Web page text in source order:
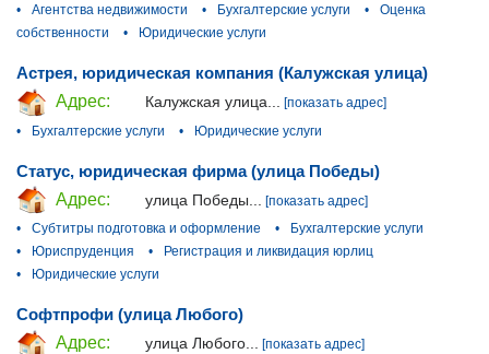
•
Агентства недвижимости • Бухгалтерские услуги •
Оценка
собственности
• Юридические услуги
Астрея, юридическая компания (Калужская улица)
Адрес:
Калужская улица...
[показать адрес]
•
Бухгалтерские услуги • Юридические услуги
Статус, юридическая фирма (улица Победы)
Адрес:
улица Победы...
[показать адрес]
•
Субтитры подготовка и оформление •
Бухгалтерские услуги
•
Юриспруденция •
Регистрация и ликвидация юрлиц
•
Юридические услуги
Софтпрофи (улица Любого)
Адрес:
улица Любого... [показать адрес]